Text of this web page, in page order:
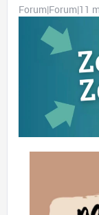
Forum|Forum|11